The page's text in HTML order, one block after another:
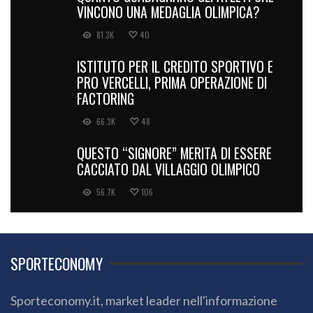
VINCONO UNA MEDAGLIA OLIMPICA?
81.3K 40
ISTITUTO PER IL CREDITO SPORTIVO E
PRO VERCELLI, PRIMA OPERAZIONE DI
FACTORING
66.3K 48
QUESTO “SIGNORE” MERITA DI ESSERE
CACCIATO DAL VILLAGGIO OLIMPICO
56.7K 106
SPORTECONOMY
Sporteconomy.it, market leader nell'informazione